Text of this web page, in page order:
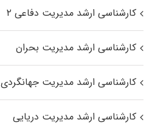
کارشناسی ارشد مدیریت دفاعی ۲
کارشناسی ارشد مدیریت بحران
کارشناسی ارشد مدیریت جهانگردی
کارشناسی ارشد مدیریت دریایی